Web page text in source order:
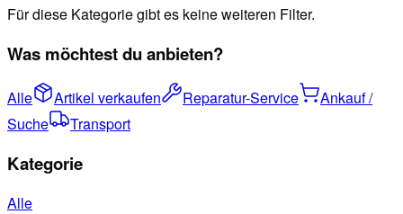
Für diese Kategorie gibt es keine weiteren Filter.
Was möchtest du anbieten?
Alle Artikel verkaufen Reparatur-Service
Ankauf /
Suche
Transport
Kategorie
Alle